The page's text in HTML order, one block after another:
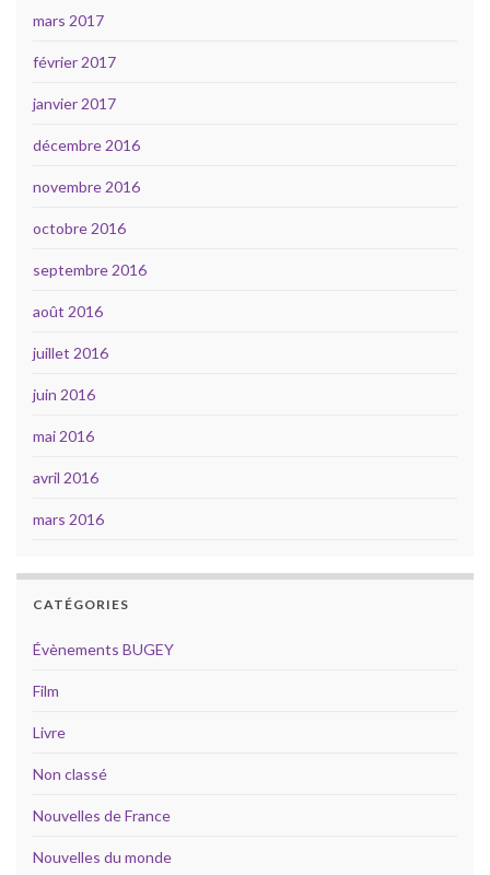
mars 2017
février 2017
janvier 2017
décembre 2016
novembre 2016
octobre 2016
septembre 2016
août 2016
juillet 2016
juin 2016
mai 2016
avril 2016
mars 2016
CATÉGORIES
Évènements BUGEY
Film
Livre
Non classé
Nouvelles de France
Nouvelles du monde